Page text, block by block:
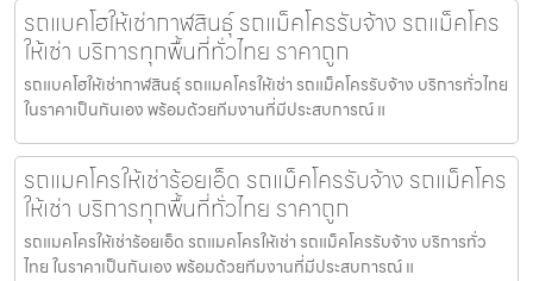
รถแบคโฮให้เช่ากาฬสินธุ์ รถแม็คโครรับจ้าง รถแม็คโคร
ให้เช่า บริการทุกพื้นที่ทั่วไทย ราคาถูก
รถแบคโฮให้เช่ากาฬสินธุ์ รถแมคโครให้เช่า รถแม็คโครรับจ้าง บริการทั่วไทย
ในราคาเป็นกันเอง พร้อมด้วยทีมงานที่มีประสบการณ์ แ
รถแมคโครให้เช่าร้อยเอ็ด รถแม็คโครรับจ้าง รถแม็คโคร
ให้เช่า บริการทุกพื้นที่ทั่วไทย ราคาถูก
รถแมคโครให้เช่าร้อยเอ็ด รถแมคโครให้เช่า รถแม็คโครรับจ้าง บริการทั่ว
ไทย ในราคาเป็นกันเอง พร้อมด้วยทีมงานที่มีประสบการณ์ แ